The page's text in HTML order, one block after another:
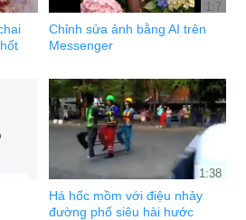
1:7
Chỉnh sửa ảnh bằng AI trên
Messenger
1:38
Há hốc mồm với điệu nhảy
đường phố siêu hài hước